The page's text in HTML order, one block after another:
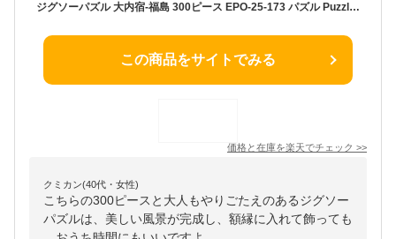
ジグソーパズル 大内宿-福島 300ピース EPO-25-173 パズル Puzzle ギフト 誕生日 プレゼント
この商品をサイトでみる
価格と在庫を楽天でチェック >>
クミカン(40代・女性)
こちらの300ピースと大人もやりごたえのあるジグソー
パズルは、美しい風景が完成し、額縁に入れて飾っても